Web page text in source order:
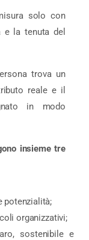
solo con
e la tenuta del
trova un
reale e il
in modo
insieme tre
potenzialità;
organizzativi;
sostenibile e